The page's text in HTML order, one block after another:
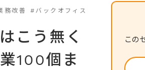
務改善 #バックオフィス
こう無く
100個ま
この